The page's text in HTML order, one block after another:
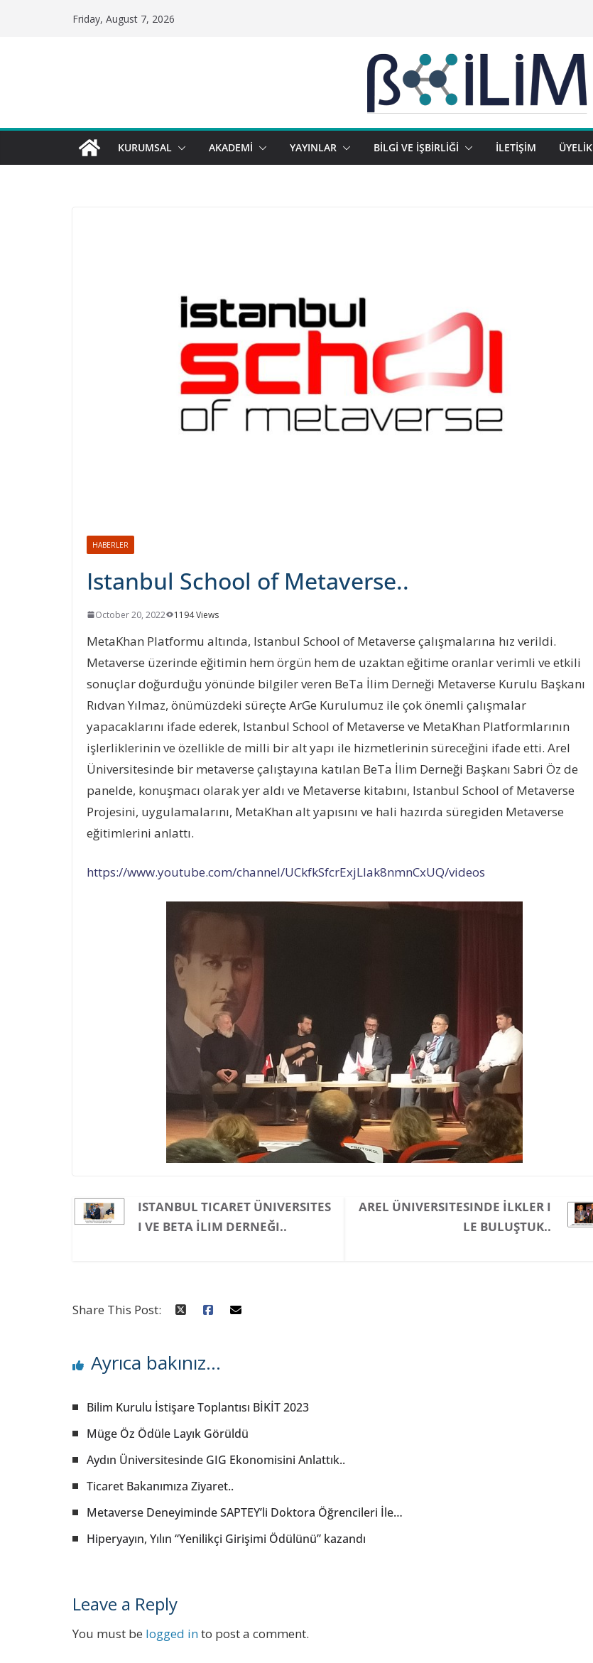
Friday, August 7, 2026
KURUMSAL AKADEMİ YAYINLAR BİLGİ VE İŞBİRLİĞİ İLETİŞİM ÜYELİK
HABERLER
Istanbul School of Metaverse..
October 20, 2022 1194 Views
MetaKhan Platformu altında, Istanbul School of Metaverse çalışmalarına hız verildi.
Metaverse üzerinde eğitimin hem örgün hem de uzaktan eğitime oranlar verimli ve etkili
sonuçlar doğurduğu yönünde bilgiler veren BeTa İlim Derneği Metaverse Kurulu Başkanı
Rıdvan Yılmaz, önümüzdeki süreçte ArGe Kurulumuz ile çok önemli çalışmalar
yapacaklarını ifade ederek, Istanbul School of Metaverse ve MetaKhan Platformlarının
işlerliklerinin ve özellikle de milli bir alt yapı ile hizmetlerinin süreceğini ifade etti. Arel
Üniversitesinde bir metaverse çalıştayına katılan BeTa İlim Derneği Başkanı Sabri Öz de
panelde, konuşmacı olarak yer aldı ve Metaverse kitabını, Istanbul School of Metaverse
Projesini, uygulamalarını, MetaKhan alt yapısını ve hali hazırda süregiden Metaverse
eğitimlerini anlattı.
https://www.youtube.com/channel/UCkfkSfcrExjLlak8nmnCxUQ/videos
ISTANBUL TICARET ÜNIVERSITES
I VE BETA İLIM DERNEĞI..
AREL ÜNIVERSITESINDE İLKLER I
LE BULUŞTUK..
Share This Post:
Ayrıca bakınız...
Bilim Kurulu İstişare Toplantısı BİKİT 2023
Müge Öz Ödüle Layık Görüldü
Aydın Üniversitesinde GIG Ekonomisini Anlattık..
Ticaret Bakanımıza Ziyaret..
Metaverse Deneyiminde SAPTEY’li Doktora Öğrencileri İle…
Hiperyayın, Yılın “Yenilikçi Girişimi Ödülünü” kazandı
Leave a Reply
You must be logged into post a comment.